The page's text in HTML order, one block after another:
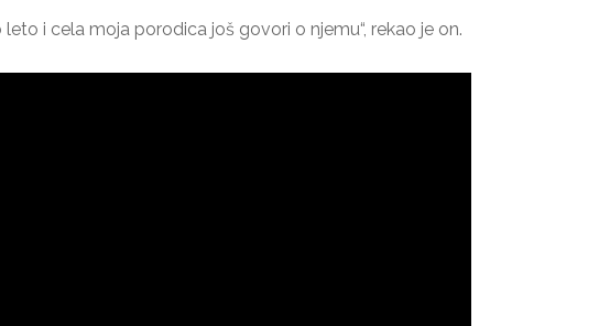
leto i cela moja porodica još govori o njemu“, rekao je on.